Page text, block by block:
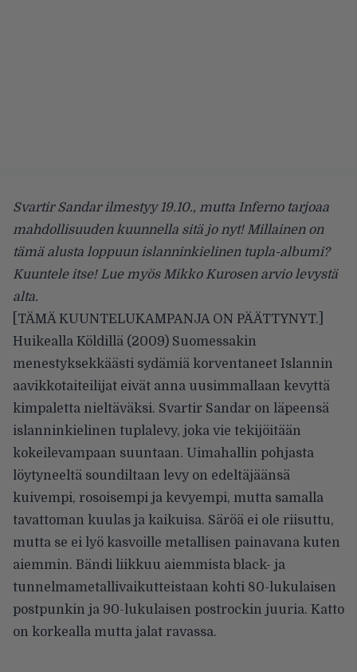
Svartir Sandar ilmestyy 19.10., mutta Inferno tarjoaa
mahdollisuuden kuunnella sitä jo nyt! Millainen on
tämä alusta loppuun islanninkielinen tupla-albumi?
Kuuntele itse! Lue myös Mikko Kurosen arvio levystä
alta.
[TÄMÄ KUUNTELUKAMPANJA ON PÄÄTTYNYT.]
Huikealla Köldillä (2009) Suomessakin
menestyksekkäästi sydämiä korventaneet Islannin
aavikkotaiteilijat eivät anna uusimmallaan kevyttä
kimpaletta nieltäväksi. Svartir Sandar on läpeensä
islanninkielinen tuplalevy, joka vie tekijöitään
kokeilevampaan suuntaan. Uimahallin pohjasta
löytyneeltä soundiltaan levy on edeltäjäänsä
kuivempi, rosoisempi ja kevyempi, mutta samalla
tavattoman kuulas ja kaikuisa. Säröä ei ole riisuttu,
mutta se ei lyö kasvoille metallisen painavana kuten
aiemmin. Bändi liikkuu aiemmista black- ja
tunnelmametallivaikutteistaan kohti 80-lukulaisen
postpunkin ja 90-lukulaisen postrockin juuria. Katto
on korkealla mutta jalat ravassa.